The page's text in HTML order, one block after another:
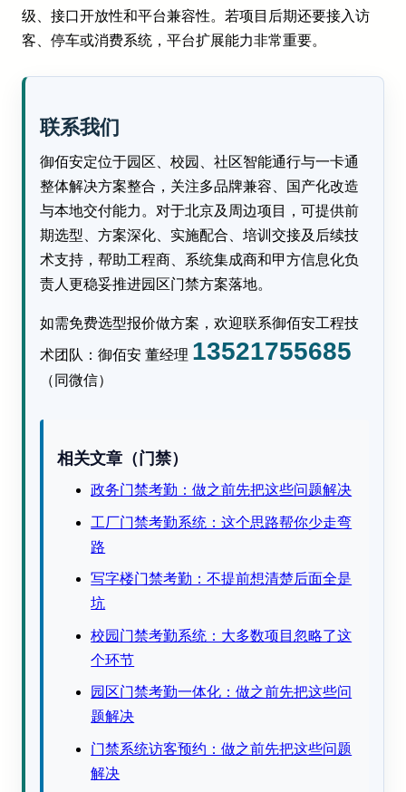
级、接口开放性和平台兼容性。若项目后期还要接入访
客、停车或消费系统，平台扩展能力非常重要。
联系我们
御佰安定位于园区、校园、社区智能通行与一卡通
整体解决方案整合，关注多品牌兼容、国产化改造
与本地交付能力。对于北京及周边项目，可提供前
期选型、方案深化、实施配合、培训交接及后续技
术支持，帮助工程商、系统集成商和甲方信息化负
责人更稳妥推进园区门禁方案落地。
如需免费选型报价做方案，欢迎联系御佰安工程技
术团队：御佰安 董经理 13521755685
（同微信）
相关文章（门禁）
政务门禁考勤：做之前先把这些问题解决
工厂门禁考勤系统：这个思路帮你少走弯
路
写字楼门禁考勤：不提前想清楚后面全是
坑
校园门禁考勤系统：大多数项目忽略了这
个环节
园区门禁考勤一体化：做之前先把这些问
题解决
门禁系统访客预约：做之前先把这些问题
解决